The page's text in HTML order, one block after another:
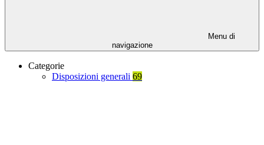
Menu di
navigazione
Categorie
Disposizioni generali 69